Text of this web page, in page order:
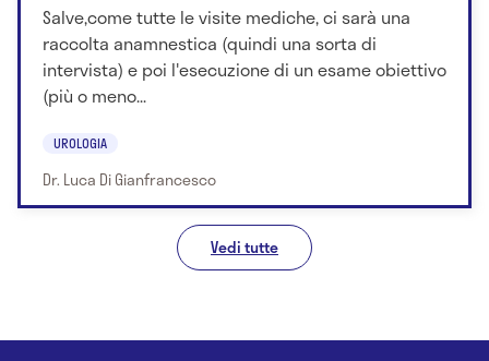
Salve,come tutte le visite mediche, ci sarà una
raccolta anamnestica (quindi una sorta di
intervista) e poi l'esecuzione di un esame obiettivo
(più o meno...
UROLOGIA
Dr. Luca Di Gianfrancesco
Vedi tutte